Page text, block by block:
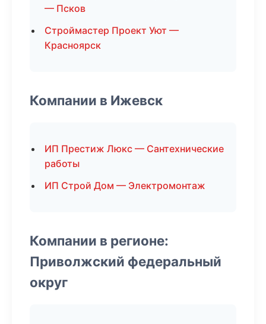
— Псков
Строймастер Проект Уют —
Красноярск
Компании в Ижевск
ИП Престиж Люкс — Сантехнические
работы
ИП Строй Дом — Электромонтаж
Компании в регионе:
Приволжский федеральный
округ